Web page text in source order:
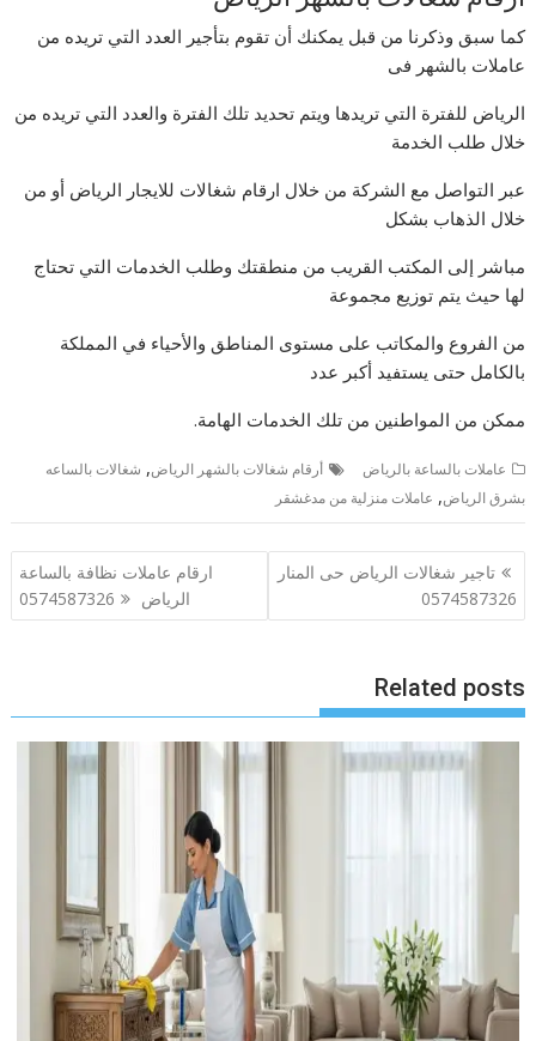
كما سبق وذكرنا من قبل يمكنك أن تقوم بتأجير العدد التي تريده من
عاملات بالشهر فى
الرياض للفترة التي تريدها ويتم تحديد تلك الفترة والعدد التي تريده من
خلال طلب الخدمة
عبر التواصل مع الشركة من خلال ارقام شغالات للايجار الرياض أو من
خلال الذهاب بشكل
مباشر إلى المكتب القريب من منطقتك وطلب الخدمات التي تحتاج
لها حيث يتم توزيع مجموعة
من الفروع والمكاتب على مستوى المناطق والأحياء في المملكة
بالكامل حتى يستفيد أكبر عدد
ممكن من المواطنين من تلك الخدمات الهامة.
عاملات بالساعة بالرياض أرقام شغالات بالشهر الرياض, شغالات بالساعه
بشرق الرياض, عاملات منزلية من مدغشقر
تصفّح
المقالات
تاجير شغالات الرياض حى المنار
0574587326
ارقام عاملات نظافة بالساعة
الرياض 0574587326
Related posts